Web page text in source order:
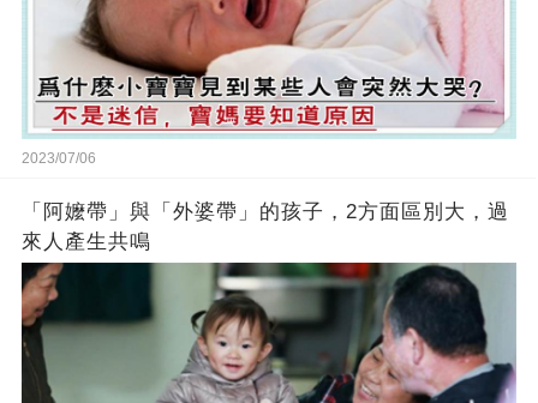
2023/07/06
「阿嬤帶」與「外婆帶」的孩子，2方面區別大，過
來人產生共鳴